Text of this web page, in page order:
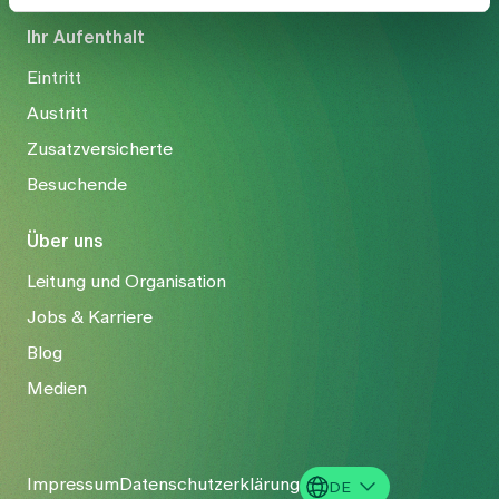
Ihr Aufenthalt
Eintritt
Austritt
Zusatzversicherte
Besuchende
Über uns
Leitung und Organisation
Jobs & Karriere
Blog
Medien
ImpressumDatenschutzerklärung DE